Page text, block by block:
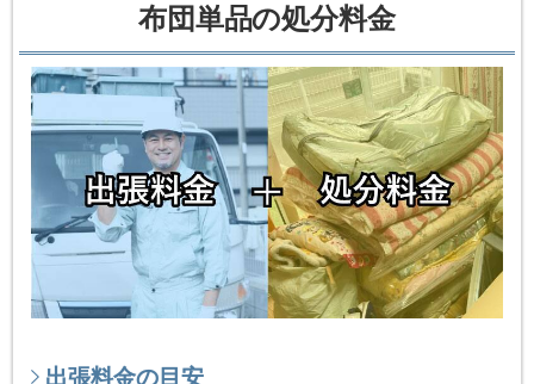
布団単品の処分料金
出張料金の目安